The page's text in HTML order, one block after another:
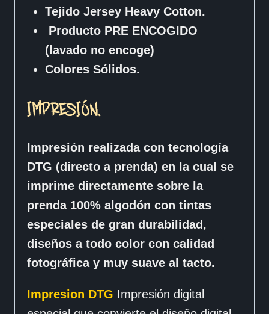
Tejido Jersey Heavy Cotton.
Producto PRE ENCOGIDO
(lavado no encoge)
Colores Sólidos.
IMPRESIÓN.
Impresión realizada con tecnología
DTG (directo a prenda) en la cual se
imprime directamente sobre la
prenda 100% algodón con tintas
especiales de gran durabilidad,
diseños a todo color con calidad
fotográfica y muy suave al tacto.
Impresion DTG Impresión digital